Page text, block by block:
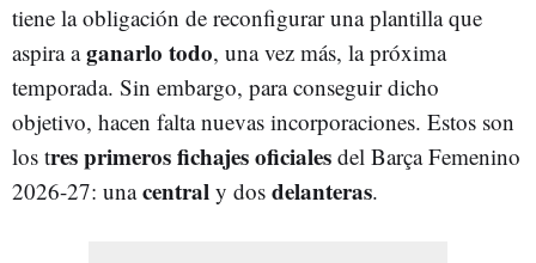
tiene la obligación de reconfigurar una plantilla que
aspira aganarlo todo, una vez más, la próxima
temporada. Sin embargo, para conseguir dicho
objetivo, hacen falta nuevas incorporaciones. Estos son
los tres primeros fichajes oficiales del Barça Femenino
2026-27: unacentral y dos delanteras.